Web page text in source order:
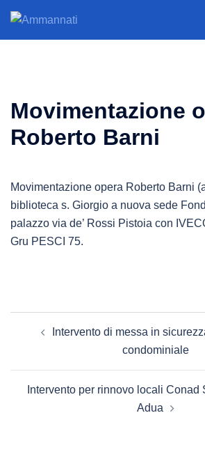
Movimentazione
Roberto Barni
Movimentazione opera Roberto Barni
biblioteca s. Giorgio a nuova sede
palazzo via de’ Rossi Pistoia con
Gru PESCI 75.
articoloIntervento di messa in
condominiale
Intervento per rinnovo locali Conad
Adua